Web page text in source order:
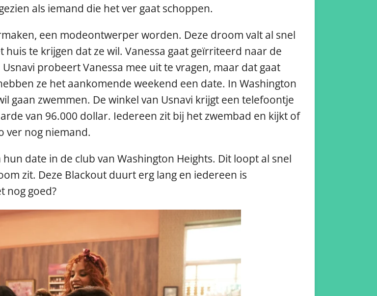
als iemand die het ver gaat schoppen.
een modeontwerper worden. Deze droom valt al snel
te krijgen dat ze wil. Vanessa gaat geïrriteerd naar de
probeert Vanessa mee uit te vragen, maar dat gaat
ze het aankomende weekend een date. In Washington
gaan zwemmen. De winkel van Usnavi krijgt een telefoontje
van 96.000 dollar. Iedereen zit bij het zwembad en kijkt of
ver nog niemand.
date in de club van Washington Heights. Dit loopt al snel
zit. Deze Blackout duurt erg lang en iedereen is
nog goed?